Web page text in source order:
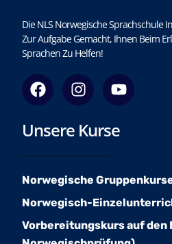
Die NLS Norwegische Sprachschule
Zur Aufgabe Gemacht, Ihnen Beim
Sprachen Zu Helfen!
F
a
c
e
o
o
I
n
s
t
g
r
a
m
Y
o
u
t
e
Unsere Kurse
Norwegische
Norwegisch-
Vorbereitungskurs auf den